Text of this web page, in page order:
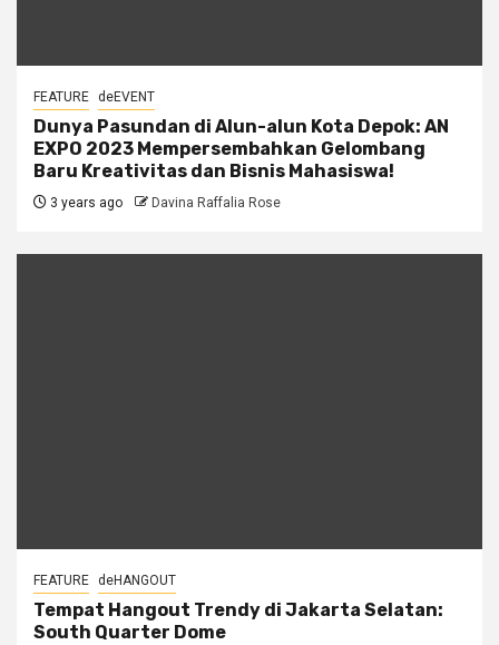
FEATURE deEVENT
Dunya Pasundan di Alun-alun Kota Depok: AN
EXPO 2023 Mempersembahkan Gelombang
Baru Kreativitas dan Bisnis Mahasiswa!
3 years ago Davina Raffalia Rose
FEATURE deHANGOUT
Tempat Hangout Trendy di Jakarta Selatan:
South Quarter Dome